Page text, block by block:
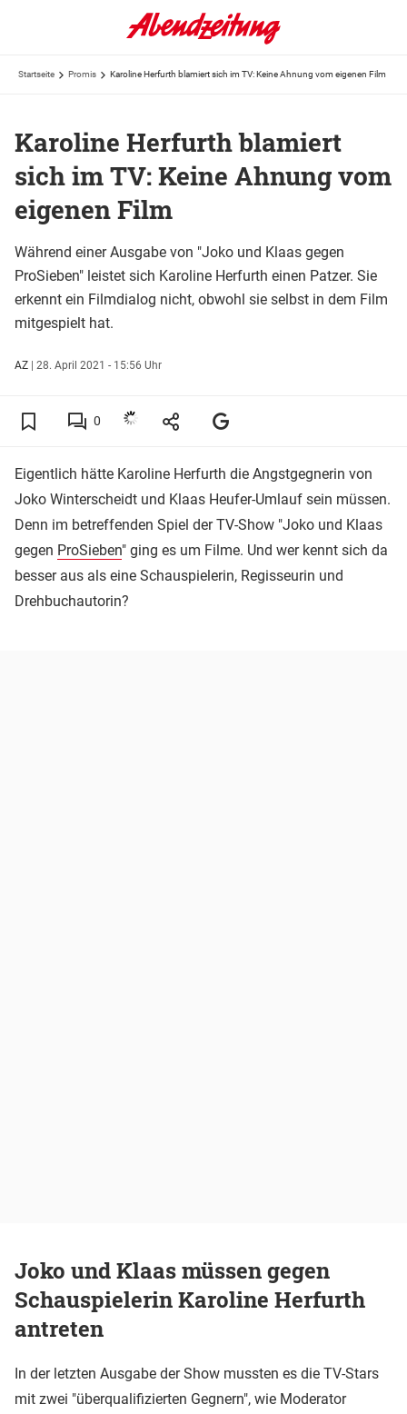
Startseite Promis Karoline Herfurth blamiert sich im TV: Keine Ahnung vom eigenen Film
Karoline Herfurth blamiert
sich im TV: Keine Ahnung vom
eigenen Film
Während einer Ausgabe von "Joko und Klaas gegen
ProSieben" leistet sich Karoline Herfurth einen Patzer. Sie
erkennt ein Filmdialog nicht, obwohl sie selbst in dem Film
mitgespielt hat.
AZ | 28. April 2021 - 15:56 Uhr
0
Eigentlich hätte Karoline Herfurth die Angstgegnerin von
Joko Winterscheidt und Klaas Heufer-Umlauf sein müssen.
Denn im betreffenden Spiel der TV-Show "Joko und Klaas
gegen ProSieben" ging es um Filme. Und wer kennt sich da
besser aus als eine Schauspielerin, Regisseurin und
Drehbuchautorin?
Joko und Klaas müssen gegen
Schauspielerin Karoline Herfurth
antreten
In der letzten Ausgabe der Show mussten es die TV-Stars
mit zwei "überqualifizierten Gegnern", wie Moderator